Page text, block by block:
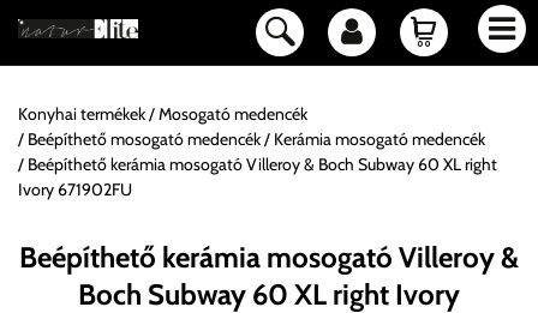
Konyhai termékek
Mosogató medencék
Beépíthető mosogató medencék
Kerámia mosogató medencék
Beépíthető kerámia mosogató Villeroy & Boch Subway 60 XL right
Ivory 671902FU
Beépíthető kerámia mosogató Villeroy &
Boch Subway 60 XL right Ivory